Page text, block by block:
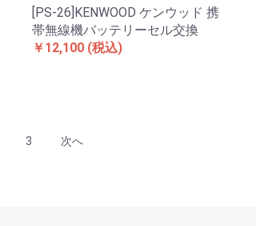
[PS-26]KENWOOD ケンウッド 携
帯無線機バッテリーセル交換
￥12,100 (税込)
3 次へ